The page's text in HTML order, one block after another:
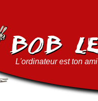
L'ordinateur est ton ami